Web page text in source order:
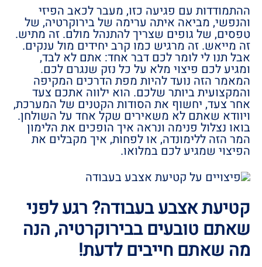
ההתמודדות עם פגיעה כזו, מעבר לכאב הפיזי
והנפשי, מביאה איתה ערימה של בירוקרטיה, של
טפסים, של גופים שצריך להתנהל מולם. זה מתיש.
זה מייאש. זה מרגיש כמו קרב יחידים מול ענקים.
אבל תנו לי לומר לכם דבר אחד: אתם לא לבד,
ומגיע לכם פיצוי מלא על כל נזק שנגרם לכם.
המאמר הזה נועד להיות מפת הדרכים המקיפה
והמקצועית ביותר שלכם. הוא ילווה אתכם צעד
אחר צעד, יחשוף את הסודות הקטנים של המערכת,
ויוודא שאתם לא משאירים שקל אחד על השולחן.
בואו נצלול פנימה ונראה איך הופכים את הלימון
המר הזה ללימונדה, או לפחות, איך מקבלים את
הפיצוי שמגיע לכם במלואו.
קטיעת אצבע בעבודה? רגע לפני
שאתם טובעים בבירוקרטיה, הנה
מה שאתם חייבים לדעת!